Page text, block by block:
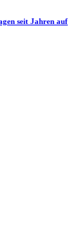
seit Jahren auf